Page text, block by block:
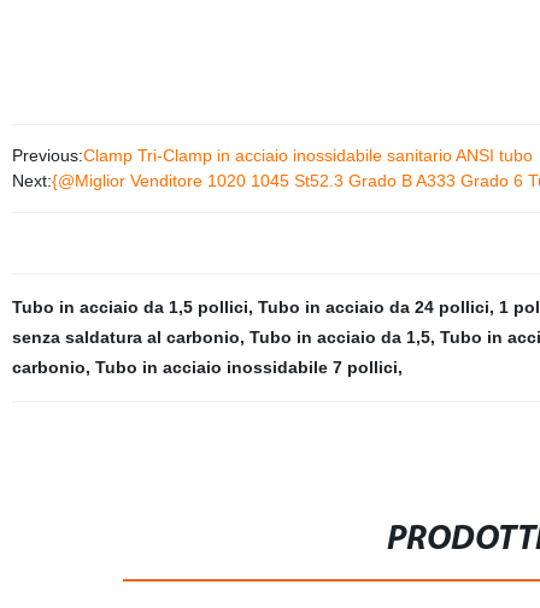
Previous:Clamp Tri-Clamp in acciaio inossidabile sanitario ANSI tubo
Next:{@Miglior Venditore 1020 1045 St52.3 Grado B A333 Grado 6
Tubo in acciaio da 1,5 pollici, Tubo in acciaio da 24 pollici, 1
senza saldatura al carbonio, Tubo in acciaio da 1,5, Tubo in
carbonio, Tubo in acciaio inossidabile 7 pollici,